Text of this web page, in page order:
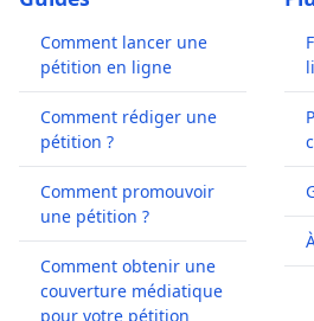
Comment lancer une
pétition en ligne
Comment rédiger une
pétition ?
Comment promouvoir
une pétition ?
Comment obtenir une
couverture médiatique
pour votre pétition